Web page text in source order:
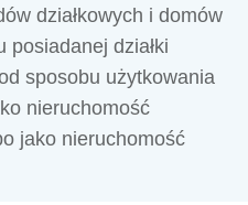
działkowych i domów
posiadanej działki
sposobu użytkowania
nieruchomość
jako nieruchomość